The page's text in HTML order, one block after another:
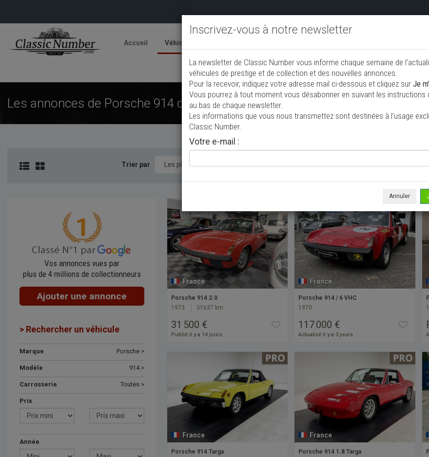
Accueil Véhicules
Ajouter une annonce
Les annonces de Porsche 914 de collection à vendre
Trier par
Vos annonces vues par
plus de 4 millions de collectionneurs
Ajouter une annonce
> Rechercher un véhicule
Marque Porsche >
Modèle 914 >
Carrosserie Toutes >
Prix
Année
France
Porsche 914 2.0
1973
31637 km
31 500 €
Publié il y a 14 jours
France
Porsche 914 / 6 VHC
1970
117 000 €
Actualisé il y a 3 jours
France
Porsche 914 Targa
France
Porsche 914 1.8 Targa
Inscrivez-vous à notre newsletter
La newsletter de Classic Number vous informe chaque semaine de
véhicules de prestige et de collection et des nouvelles annonces.
Pour la recevoir, indiquez votre adresse mail ci-dessous et cliquez sur Je
Vous pourrez à tout moment vous désabonner en suivant les instructions
au bas de chaque newsletter.
Les informations que vous nous transmettez sont destinées à l’usage
Classic Number.
Votre e-mail :
Annuler